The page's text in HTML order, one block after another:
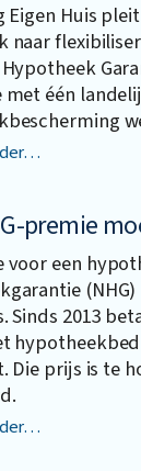
Eigen Huis
naar
één
premie
voor een
Sinds 2013
Die prijs is te